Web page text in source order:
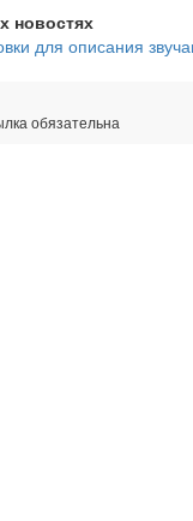
новостях
для описания
обязательна